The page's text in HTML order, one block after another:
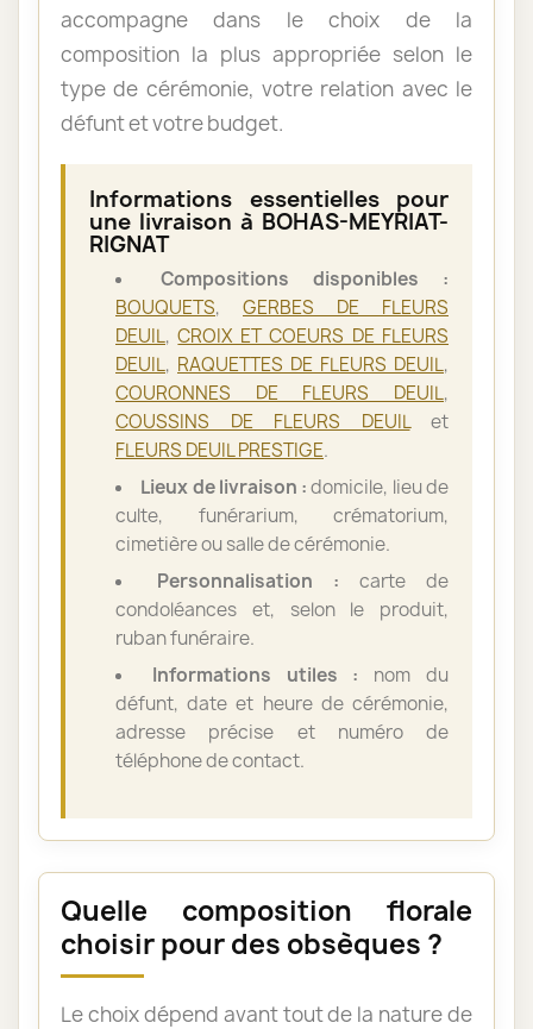
accompagne dans le choix de la
composition la plus appropriée selon le
type de cérémonie, votre relation avec le
défunt et votre budget.
Informations essentielles pour
une livraison à BOHAS-MEYRIAT-
RIGNAT
Compositions disponibles :
BOUQUETS, GERBES DE FLEURS
DEUIL,CROIX ET COEURS DE FLEURS
DEUIL, RAQUETTES DE FLEURS DEUIL,
COURONNES DE FLEURS DEUIL,
COUSSINS DE FLEURS DEUILet
FLEURS DEUIL PRESTIGE.
Lieux de livraison :domicile, lieu de
culte, funérarium, crématorium,
cimetière ou salle de cérémonie.
Personnalisation : carte de
condoléances et, selon le produit,
ruban funéraire.
Informations utiles : nom du
défunt, date et heure de cérémonie,
adresse précise et numéro de
téléphone de contact.
Quelle composition florale
choisir pour des obsèques ?
Le choix dépend avant tout de la nature de